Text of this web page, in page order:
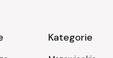
Kategorie